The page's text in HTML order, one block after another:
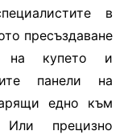
в
пресъздаване
на купето и
панели на
едно към
прецизно